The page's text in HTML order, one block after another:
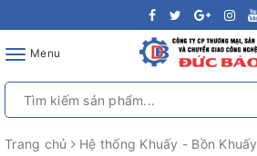
ToggleMenu
Trang chủ Hệ thống Khuấy - Bồn Khuấy